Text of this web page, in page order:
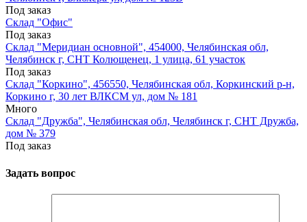
Под заказ
Склад "Офис"
Под заказ
Склад "Меридиан основной", 454000, Челябинская обл,
Челябинск г, СНТ Колющенец, 1 улица, 61 участок
Под заказ
Склад "Коркино", 456550, Челябинская обл, Коркинский р-н,
Коркино г, 30 лет ВЛКСМ ул, дом № 181
Много
Склад "Дружба", Челябинская обл, Челябинск г, СНТ Дружба,
дом № 379
Под заказ
Задать вопрос